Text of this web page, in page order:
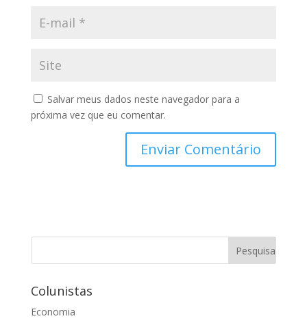
Salvar meus dados neste navegador para a
próxima vez que eu comentar.
Colunistas
Economia